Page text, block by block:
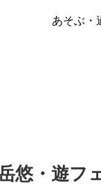
あそぶ・
悠・遊フ